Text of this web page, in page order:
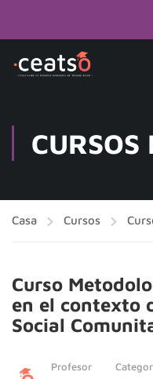
Casa Cursos
Curso
en el contexto
Social
Profesor